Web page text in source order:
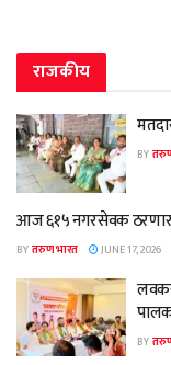
राजकीय
BY
आज ६१५ नगरसेवक ठरणार
BYतरुण भारत JUNE 17, 2026
BY